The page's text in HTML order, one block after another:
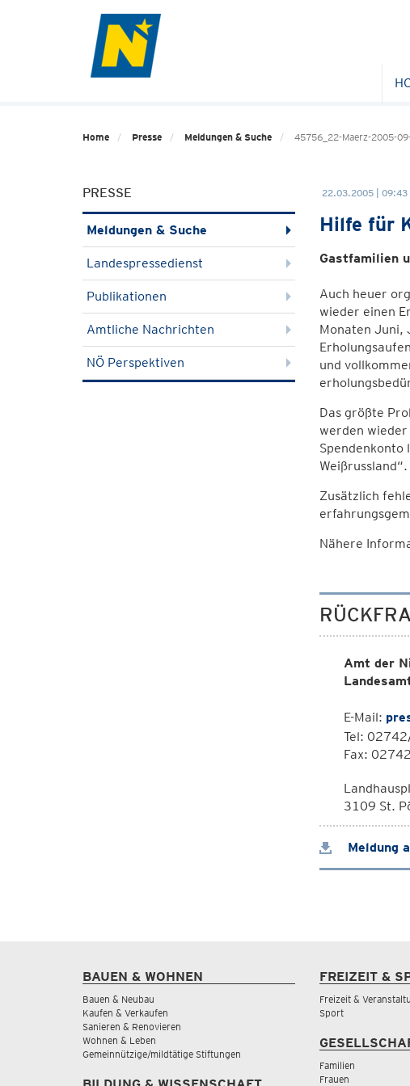
Home Presse Meldungen & Suche 45756_22-Maerz-2005-
PRESSE
Meldungen & Suche
Landespressedienst
Publikationen
Amtliche Nachrichten
NÖ Perspektiven
22.03.2005 | 09:43
Hilfe für
Gastfamilien
Auch heuer
wieder einen
Monaten Juni,
und
Das größte
werden wieder
Weißrussland“.
Zusätzlich
Nähere
Amt der
E-Mail:
Tel:
Fax:
3109 St.
Meldung
BAUEN & WOHNEN
Bauen & Neubau
Kaufen & Verkaufen
Sanieren & Renovieren
Wohnen & Leben
Gemeinnützige/mildtätige Stiftungen
FREIZEIT &
Freizeit &
Sport
Familien
Frauen